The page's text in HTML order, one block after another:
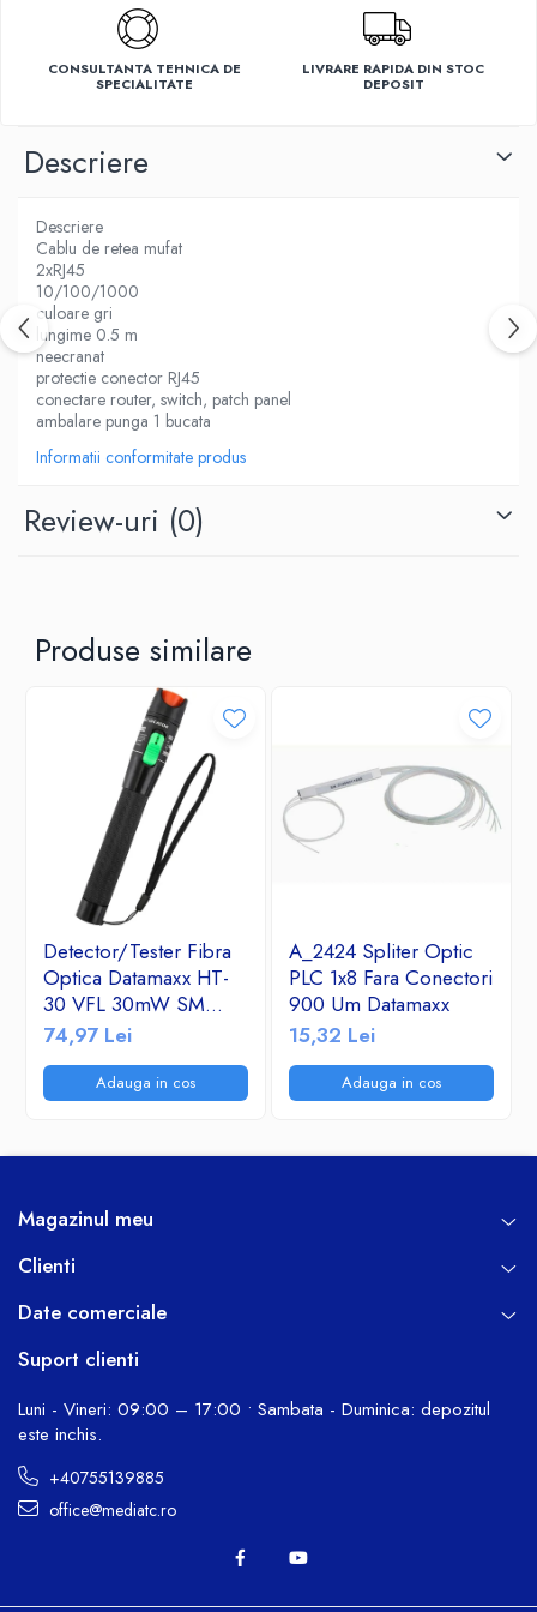
CONSULTANTA TEHNICA DE
SPECIALITATE
LIVRARE RAPIDA DIN STOC
DEPOSIT
Descriere
Descriere
Cablu de retea mufat
2xRJ45
10/100/1000
culoare gri
lungime 0.5 m
neecranat
protectie conector RJ45
conectare router, switch, patch panel
ambalare punga 1 bucata
Informatii conformitate produs
Review-uri (0)
Produse similare
Detector/Tester Fibra
Optica Datamaxx HT-
30 VFL 30mW SM
&MM- Visual Fault
de aluminiu
74,97 Lei
Adauga in cos
A_2424 Spliter Optic
PLC 1x8 Fara Conectori
900 Um Datamaxx
15,32 Lei
Adauga in cos
Magazinul meu
Clienti
Date comerciale
Suport clienti
Luni - Vineri: 09:00 – 17:00 • Sambata - Duminica: depozitul
este inchis.
+40755139885
office@mediatc.ro